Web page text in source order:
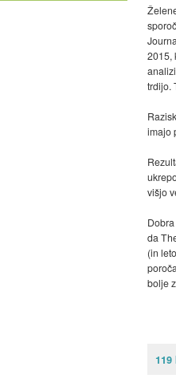
2015,
trdijo.
imajo
višjo
da
(in
bolje